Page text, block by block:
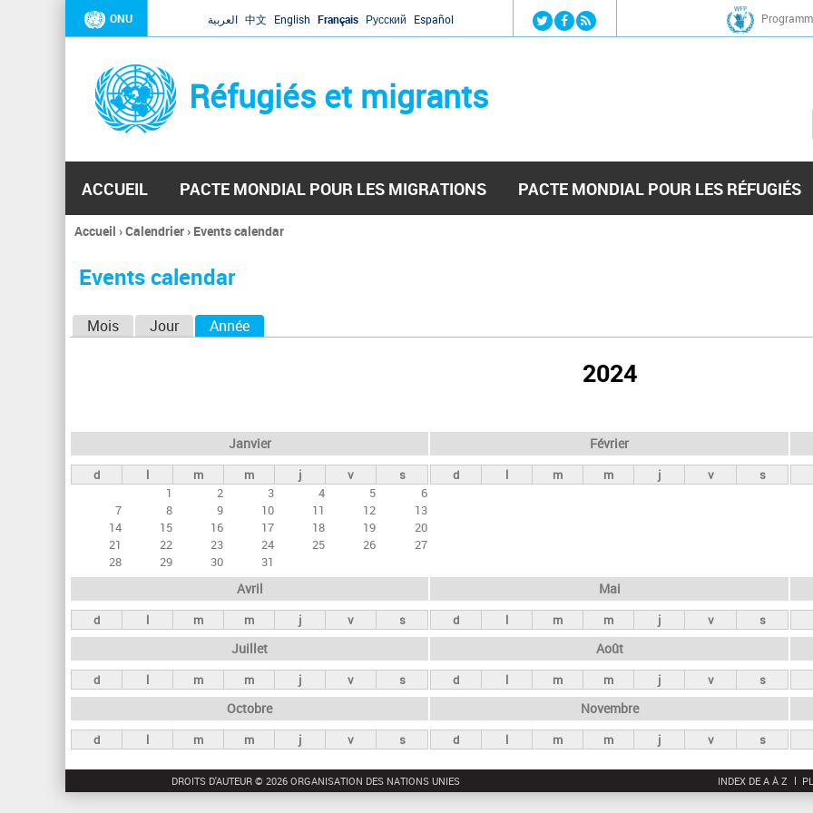
Jump to navigation
ONU العربية 中文 English Français Русский Español
Réfugiés et migrants
ACCUEIL PACTE MONDIAL POUR LES MIGRATIONS PACTE MONDIAL POUR LES RÉFUGIÉS
Vous
ici
Accueil ›Calendrier› Events calendar
Events calendar
e
t
s
n
c
i
p
a
x
Mois Jour Année
2024
Janvier
d l m m j v
s
1
2 3 4 5
6
7
8 9 10 11 12
13
14
15 16 17 18 19
20
21
22 23 24 25 26
27
28
29 30 31
Février
d l m m j v s
Avril
d l m m j v s
Mai
d l m m j v s
Juillet
d l m m j v s
Août
d l m m j v s
Octobre
d l m m j v s
Novembre
d l m m j v s
DROITS D'AUTEUR © 2026 ORGANISATION DES NATIONS UNIES INDEX DE A À Z